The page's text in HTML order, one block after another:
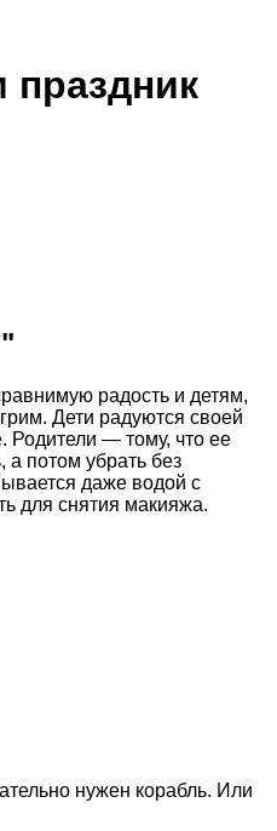
радость и детям,
Дети радуются своей
Родители — тому, что ее
а потом убрать без
даже водой с
для снятия макияжа.
нужен корабль. Или